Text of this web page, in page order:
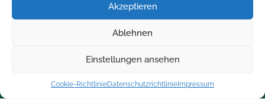
Akzeptieren
Ablehnen
Einstellungen ansehen
Cookie-RichtlinieDatenschutzrichtlinie Impressum
Kontakt
Kontakt
info@betriebliche-